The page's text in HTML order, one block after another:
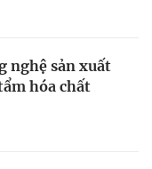
nghệ sản xuất
hóa chất